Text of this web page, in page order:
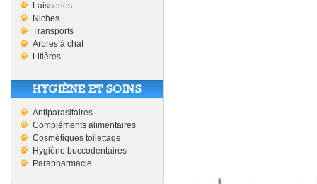
Laisseries
Niches
Transports
Arbres à chat
Litières
HYGIÈNE ET SOINS
Antiparasitaires
Compléments alimentaires
Cosmétiques toilettage
Hygiène buccodentaires
Parapharmacie